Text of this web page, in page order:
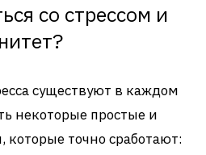
со стрессом и
существуют в каждом
некоторые простые и
которые точно сработают: